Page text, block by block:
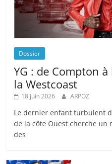
Dossier
YG : de Compton
la Westcoast
18 juin 2026 ARPOZ
Le dernier enfant turbulent
de la côte Ouest cherche un
des